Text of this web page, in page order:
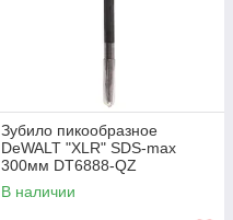
Зубило пикообразное
DeWALT "XLR" SDS-max
300мм DT6888-QZ
В наличии